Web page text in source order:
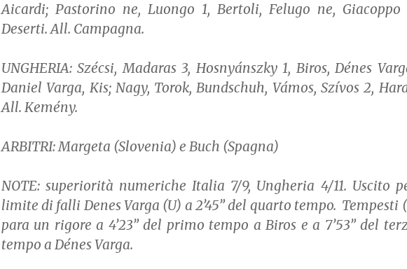
Aicardi; Pastorino ne, Luongo 1, Bertoli, Felugo ne, Giacoppo
Deserti. All. Campagna.
UNGHERIA:Szécsi, Madaras 3, Hosnyánszky 1, Biros, Dénes
Daniel Varga, Kis; Nagy, Torok, Bundschuh, Vámos, Szívos 2,
All. Kemény.
ARBITRI:Margeta (Slovenia) e Buch (Spagna)
NOTE:superiorità numeriche Italia 7/9, Ungheria 4/11. Uscito
limite di falli Denes Varga (U) a 2’45” del quarto tempo. Tempesti
para un rigore a 4’23” del primo tempo a Biros e a 7’53” del
tempo a Dénes Varga.